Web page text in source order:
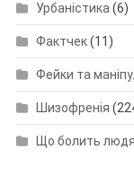
Урбаністика (6)
Фактчек(11)
Фейки та
Шизофренія
Що болить